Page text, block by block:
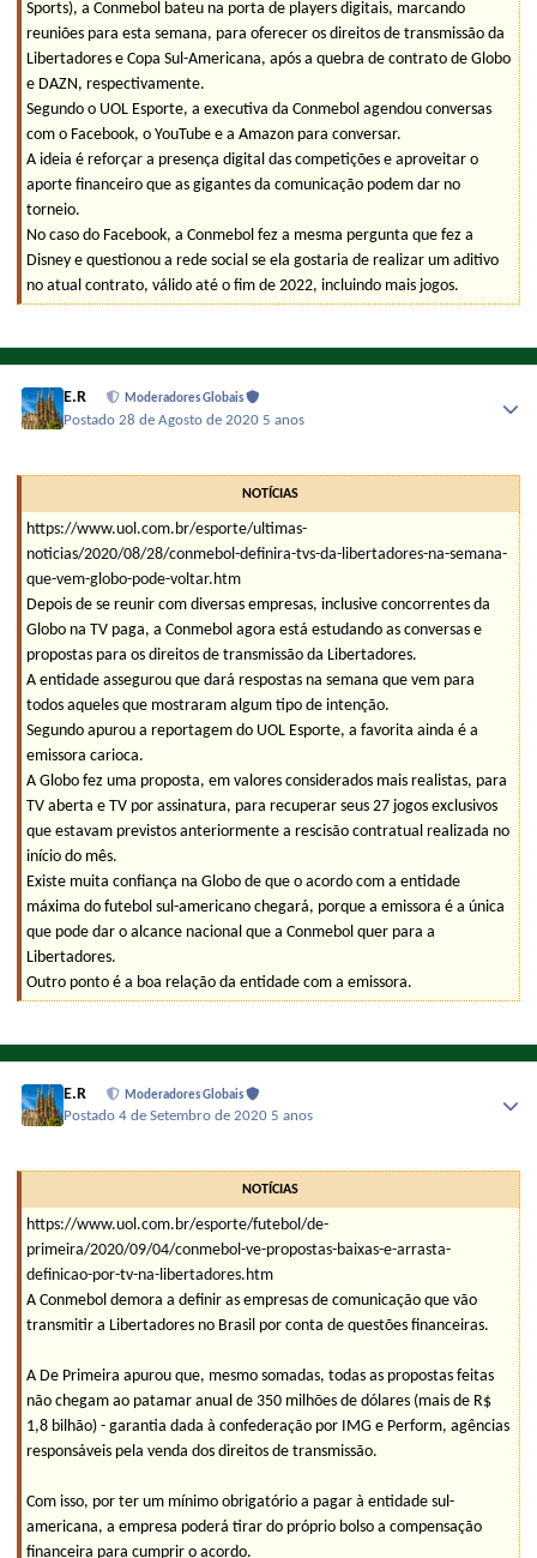
Sports), a Conmebol bateu na porta de players digitais, marcando
reuniões para esta semana, para oferecer os direitos de transmissão da
Libertadores e Copa Sul-Americana, após a quebra de contrato de Globo
e DAZN, respectivamente.
Segundo o UOL Esporte, a executiva da Conmebol agendou conversas
com o Facebook, o YouTube e a Amazon para conversar.
A ideia é reforçar a presença digital das competições e aproveitar o
aporte financeiro que as gigantes da comunicação podem dar no
torneio.
No caso do Facebook, a Conmebol fez a mesma pergunta que fez a
Disney e questionou a rede social se ela gostaria de realizar um aditivo
no atual contrato, válido até o fim de 2022, incluindo mais jogos.
E.R Moderadores Globais
Postado28 de Agosto de 2020 5 anos
NOTÍCIAS
https://www.uol.com.br/esporte/ultimas-
noticias/2020/08/28/conmebol-definira-tvs-da-libertadores-na-semana-
que-vem-globo-pode-voltar.htm
Depois de se reunir com diversas empresas, inclusive concorrentes da
Globo na TV paga, a Conmebol agora está estudando as conversas e
propostas para os direitos de transmissão da Libertadores.
A entidade assegurou que dará respostas na semana que vem para
todos aqueles que mostraram algum tipo de intenção.
Segundo apurou a reportagem do UOL Esporte, a favorita ainda é a
emissora carioca.
A Globo fez uma proposta, em valores considerados mais realistas, para
TV aberta e TV por assinatura, para recuperar seus 27 jogos exclusivos
que estavam previstos anteriormente a rescisão contratual realizada no
início do mês.
Existe muita confiança na Globo de que o acordo com a entidade
máxima do futebol sul-americano chegará, porque a emissora é a única
que pode dar o alcance nacional que a Conmebol quer para a
Libertadores.
Outro ponto é a boa relação da entidade com a emissora.
E.R Moderadores Globais
Postado4 de Setembro de 2020 5 anos
NOTÍCIAS
https://www.uol.com.br/esporte/futebol/de-
primeira/2020/09/04/conmebol-ve-propostas-baixas-e-arrasta-
definicao-por-tv-na-libertadores.htm
A Conmebol demora a definir as empresas de comunicação que vão
transmitir a Libertadores no Brasil por conta de questões financeiras.
A De Primeira apurou que, mesmo somadas, todas as propostas feitas
não chegam ao patamar anual de 350 milhões de dólares (mais de R$
1,8 bilhão) - garantia dada à confederação por IMG e Perform, agências
responsáveis pela venda dos direitos de transmissão.
Com isso, por ter um mínimo obrigatório a pagar à entidade sul-
americana, a empresa poderá tirar do próprio bolso a compensação
financeira para cumprir o acordo.